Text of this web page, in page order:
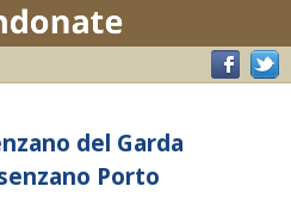
del Garda
Porto